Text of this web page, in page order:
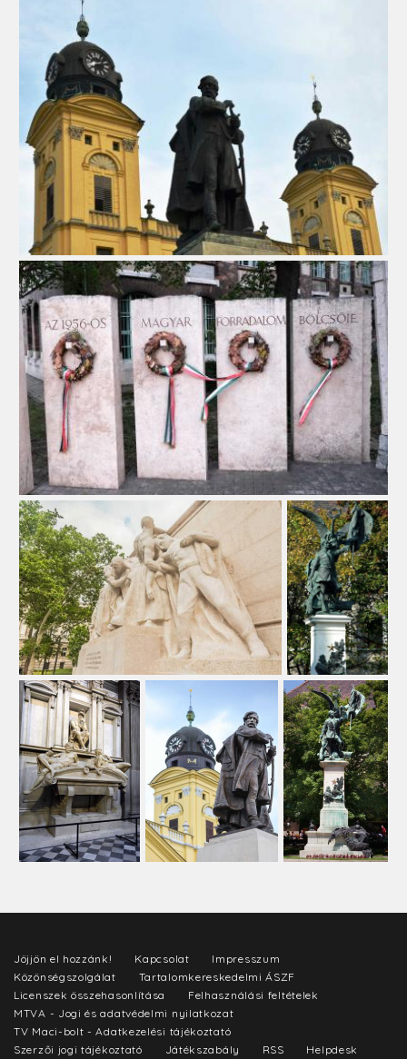
Jöjjön el hozzánk! Kapcsolat
Impresszum
Közönségszolgálat
Tartalomkereskedelmi ÁSZF
Licenszek összehasonlítása
Felhasználási feltételek
MTVA - Jogi és adatvédelmi nyilatkozat
TV Maci-bolt - Adatkezelési tájékoztató
Szerzői jogi tájékoztató
Játékszabály RSS Helpdesk